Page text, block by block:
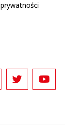
prywatności